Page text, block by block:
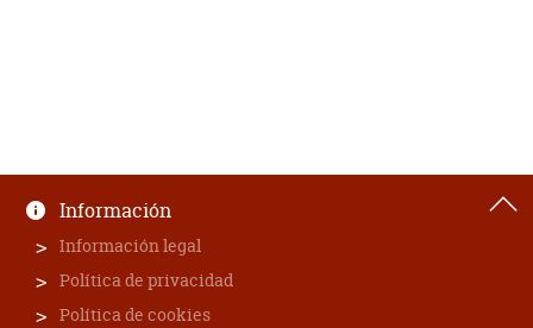
Información
Información legal
Política de privacidad
Política de cookies